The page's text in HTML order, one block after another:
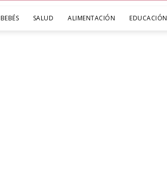
BEBÉS SALUD ALIMENTACIÓN EDUCACIÓN